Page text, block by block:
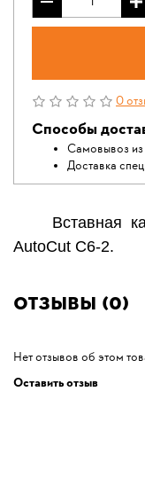
0
Способы
Самовывоз из
Доставка
Вставная
AutoCut C6-2.
Отзывы (0)
Нет отзывов об этом
Оставить отзыв